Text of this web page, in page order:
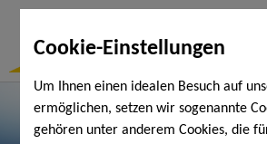
Cookie-Einstellungen
Um Ihnen einen idealen Besuch auf
ermöglichen, setzen wir sogenannte
gehören unter anderem Cookies, die